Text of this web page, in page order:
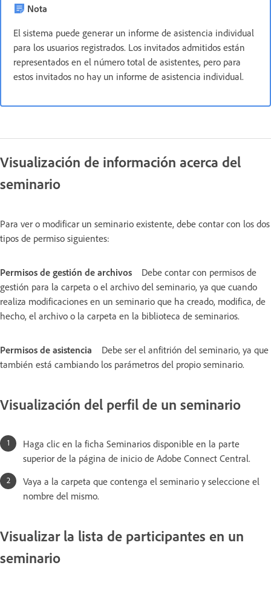
Nota
El sistema puede generar un informe de asistencia individual
para los usuarios registrados. Los invitados admitidos están
representados en el número total de asistentes, pero para
estos invitados no hay un informe de asistencia individual.
Visualización de información acerca del
seminario
Para ver o modificar un seminario existente, debe contar con los dos
tipos de permiso siguientes:
Permisos de gestión de archivos
Debe contar con permisos de
gestión para la carpeta o el archivo del seminario, ya que cuando
realiza modificaciones en un seminario que ha creado, modifica, de
hecho, el archivo o la carpeta en la biblioteca de seminarios.
Permisos de asistencia
Debe ser el anfitrión del seminario, ya que
también está cambiando los parámetros del propio seminario.
Visualización del perfil de un seminario
Haga clic en la ficha Seminarios disponible en la parte
superior de la página de inicio de Adobe Connect Central.
Vaya a la carpeta que contenga el seminario y seleccione el
nombre del mismo.
Visualizar la lista de participantes en un
seminario